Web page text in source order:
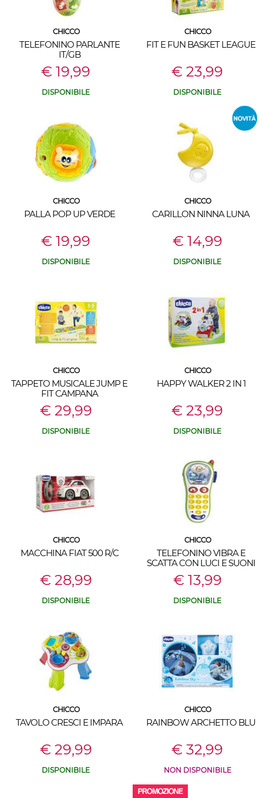
CHICCO
TELEFONINO PARLANTE
IT/GB
€ 19,99
DISPONIBILE
CHICCO
FIT E FUN BASKET LEAGUE
€ 23,99
DISPONIBILE
CHICCO
PALLA POP UP VERDE
€ 19,99
DISPONIBILE
CHICCO
CARILLON NINNA LUNA
€ 14,99
DISPONIBILE
CHICCO
TAPPETO MUSICALE JUMP E
FIT CAMPANA
€ 29,99
DISPONIBILE
CHICCO
HAPPY WALKER 2 IN 1
€ 23,99
DISPONIBILE
CHICCO
MACCHINA FIAT 500 R/C
€ 28,99
DISPONIBILE
CHICCO
TELEFONINO VIBRA E
SCATTA CON LUCI E SUONI
€ 13,99
DISPONIBILE
CHICCO
TAVOLO CRESCI E IMPARA
€ 29,99
DISPONIBILE
CHICCO
RAINBOW ARCHETTO BLU
€ 32,99
NON DISPONIBILE